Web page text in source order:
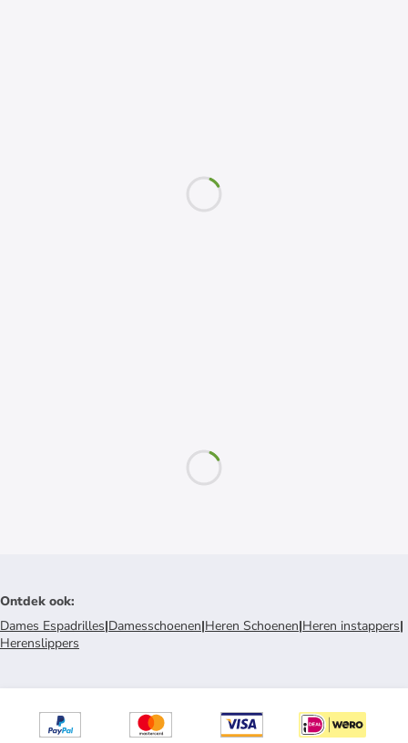
Ontdek ook:
Dames Espadrilles|Damesschoenen|Heren Schoenen|Heren instappers|
Herenslippers